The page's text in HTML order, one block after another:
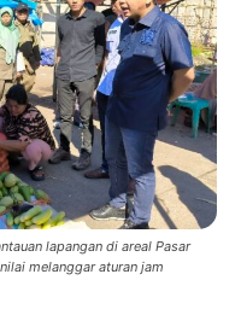
lapangan di areal Pasar
melanggar aturan jam